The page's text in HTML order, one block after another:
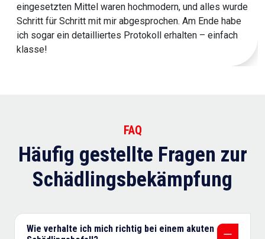
eingesetzten Mittel waren hochmodern, und alles wurde
Schritt für Schritt mit mir abgesprochen. Am Ende habe
ich sogar ein detailliertes Protokoll erhalten – einfach
klasse!
FAQ
Häufig gestellte Fragen zur
Schädlingsbekämpfung
Wie verhalte ich mich richtig bei einem akuten